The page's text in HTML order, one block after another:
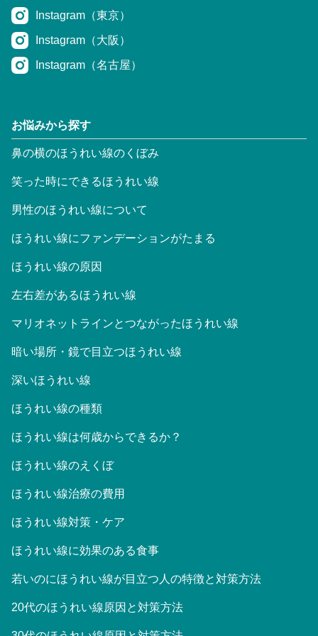
Instagram（東京）
Instagram（大阪）
Instagram（名古屋）
お悩みから探す
鼻の横のほうれい線のくぼみ
笑った時にできるほうれい線
男性のほうれい線について
ほうれい線にファンデーションがたまる
ほうれい線の原因
左右差があるほうれい線
マリオネットラインとつながったほうれい線
暗い場所・鏡で目立つほうれい線
深いほうれい線
ほうれい線の種類
ほうれい線は何歳からできるか？
ほうれい線のえくぼ
ほうれい線治療の費用
ほうれい線対策・ケア
ほうれい線に効果のある食事
若いのにほうれい線が目立つ人の特徴と対策方法
20代のほうれい線原因と対策方法